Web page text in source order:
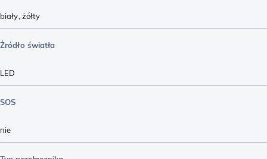
biały, żółty
Żródło światła
LED
SOS
nie